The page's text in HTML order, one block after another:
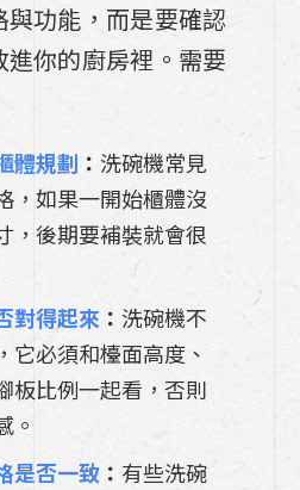
功能，而是要確認
你的廚房裡。需要
體規劃 ： 洗碗機常見
，如果一開始櫃體沒
，後期要補裝就會很
對得起來： 洗碗機不
它必須和檯面高度、
板比例一起看，否則
。
是否一致： 有些洗碗